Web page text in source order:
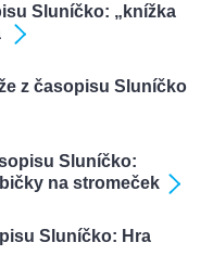
Sluníčko: „knížka
z časopisu Sluníčko
Sluníčko:
na stromeček
Sluníčko: Hra